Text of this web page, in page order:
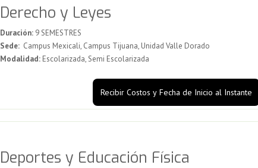
Derecho y Leyes
Duración:9 SEMESTRES
Sede:Campus Mexicali, Campus Tijuana, Unidad Valle Dorado
Modalidad:Escolarizada, Semi Escolarizada
Recibir Costos y Fecha de Inicio al Instante
Deportes y Educación Física